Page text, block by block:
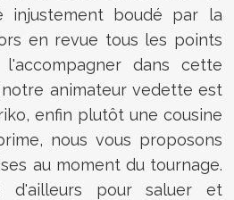
boudé par la
en revue tous les points
dans cette
animateur vedette est
enfin plutôt une cousine
nous vous proposons
au moment du tournage.
d'ailleurs pour saluer et